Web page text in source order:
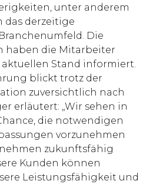
unter anderem
das derzeitige
Die
haben die Mitarbeiter
Stand informiert.
blickt trotz der
zuversichtlich nach
erläutert: „Wir sehen in
die notwendigen
vorzunehmen
zukunftsfähig
Kunden können
Leistungsfähigkeit und